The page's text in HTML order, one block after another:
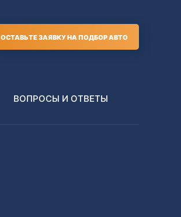
ОСТАВЬТЕ ЗАЯВКУ НА ПОДБОР АВТО
ВОПРОСЫ И ОТВЕТЫ